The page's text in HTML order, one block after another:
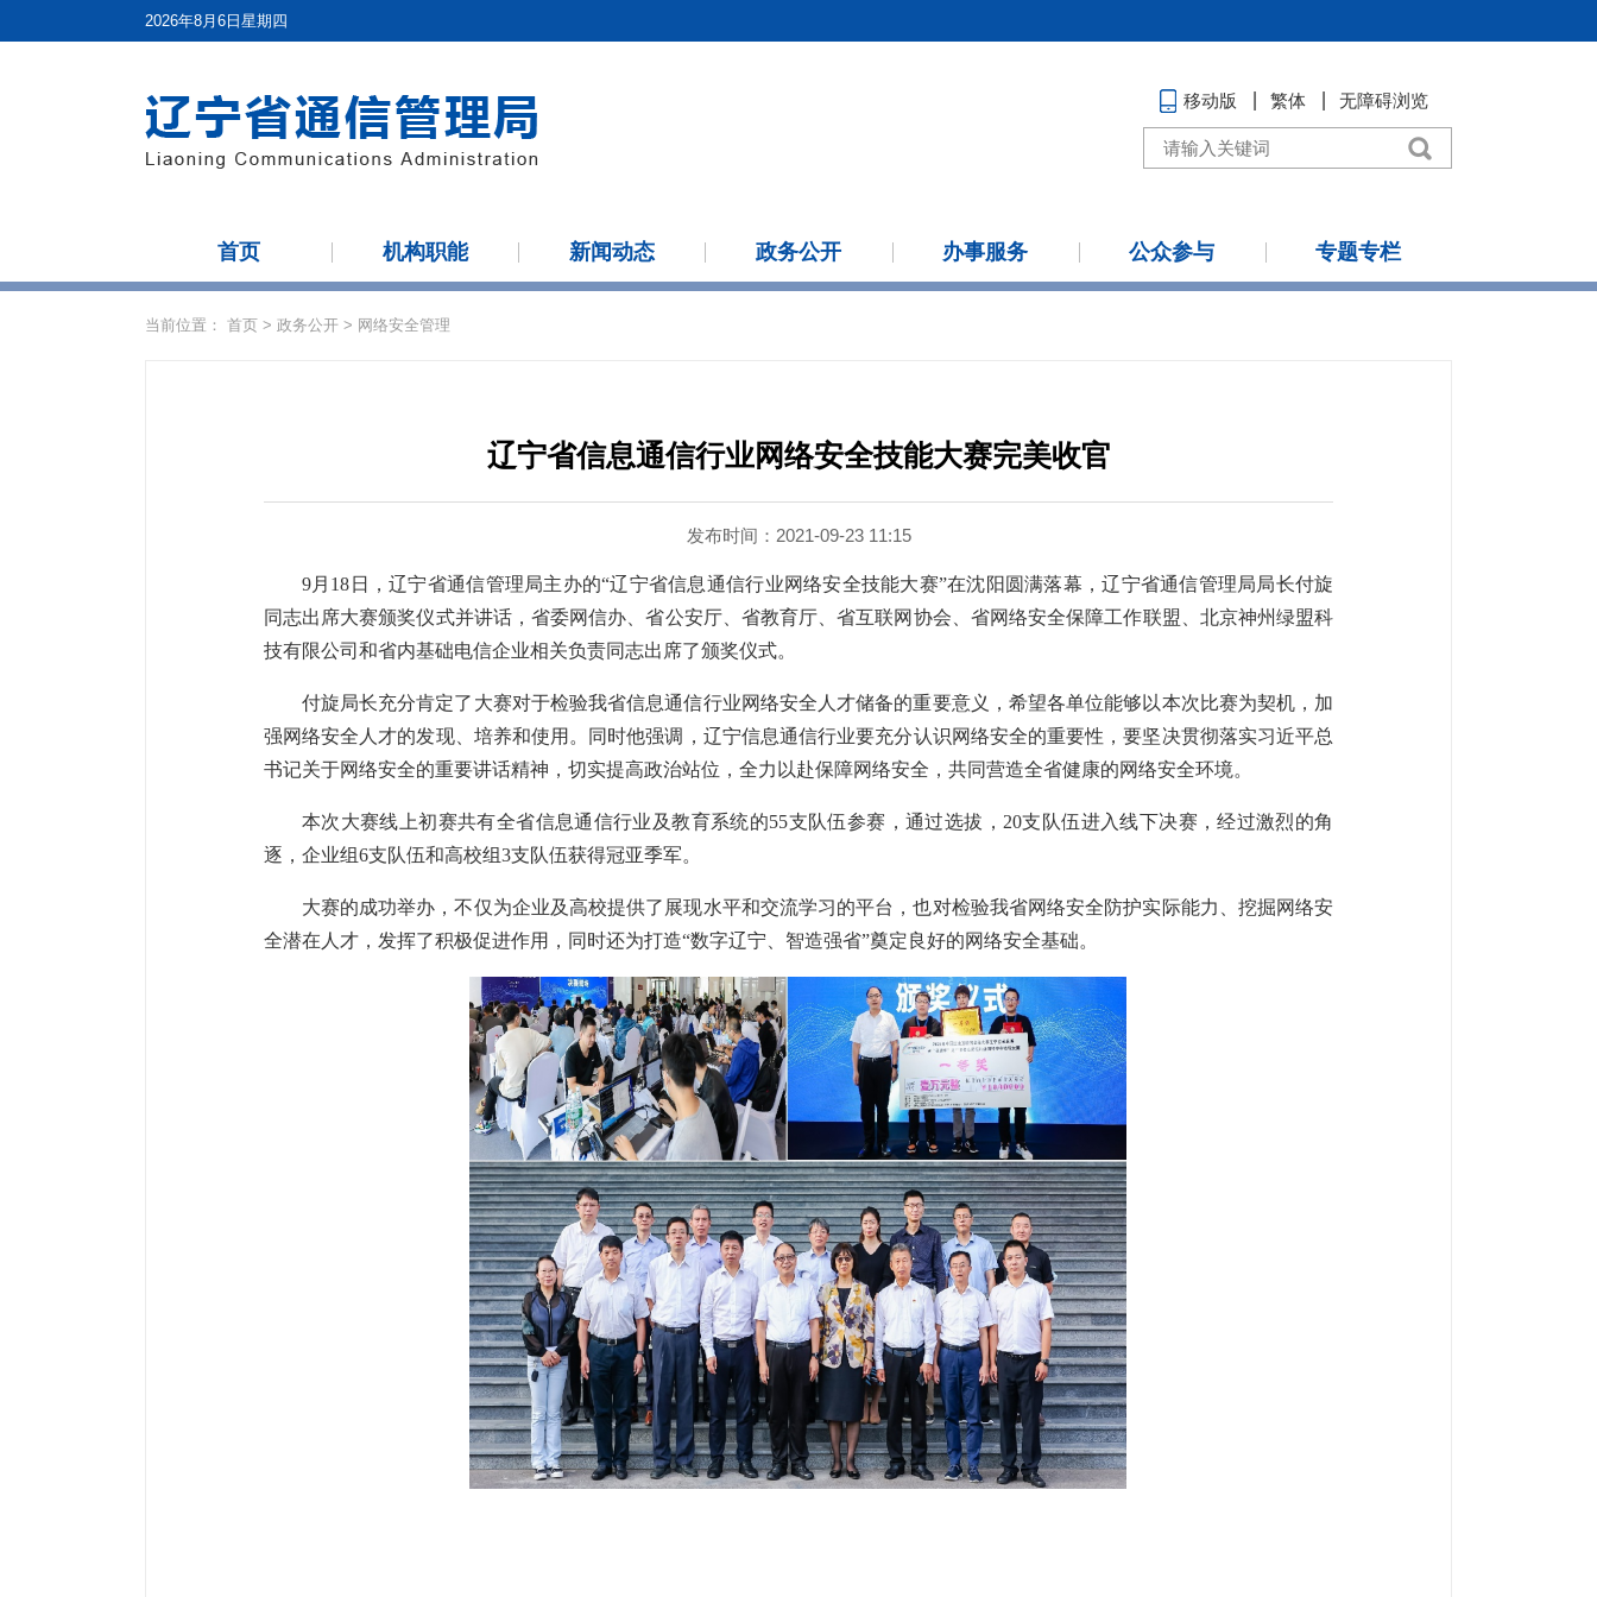
2026年8月6日星期四
移动版 繁体 无障碍浏览
首页 机构职能 新闻动态 政务公开 办事服务 公众参与 专题专栏
当前位置： 首页 > 政务公开 > 网络安全管理
辽宁省信息通信行业网络安全技能大赛完美收官
发布时间：2021-09-23 11:15
9月18日 ，辽宁省通信管理局主办的“辽宁省信息通信行业网络安全技能大赛”在沈阳圆满落幕，辽宁省通信管理局局长付旋
同志出席大赛颁奖仪式并讲话， 省委网信办、省公安厅、 省教育厅、省互联网协会 省网络安全保障工作联盟
北京神州绿盟科
技有限公司 和省内基础电信企业相关负责同志出席了颁奖仪式。
付旋局长充分肯定了大赛对于检验我省信息通信行业网络安全人才储备的重要意义，希望各单位能够以本次比赛为契机，加
强网络安全人才的发现、培养和使用。同时他强调，辽宁信息通信行业要充分认识网络安全的重要性，要坚决贯彻落实习近平总
书记关于网络安全的重要讲话精神，切实提高政治站位，全力以赴保障网络安全 ，共同营造全省健康的网络安全环境。
本次大赛线上初赛共有全省信息通信行业及教育系统的55支队伍参赛 ，通过选拔 ， 20支队伍进入线下决赛，经过激烈的角
逐， 企业组6支队伍和高校组3支队伍获得冠亚季军。
大赛的成功举办，不仅为企业及高校提供了展现水平和交流学习的平台，也对检验我省网络安全防护实际能力、 挖掘网络安
全潜在人才， 发挥了积极促进作用 ，同时还为打造“数字辽宁、智造强省”奠定良好的网络安全基础。